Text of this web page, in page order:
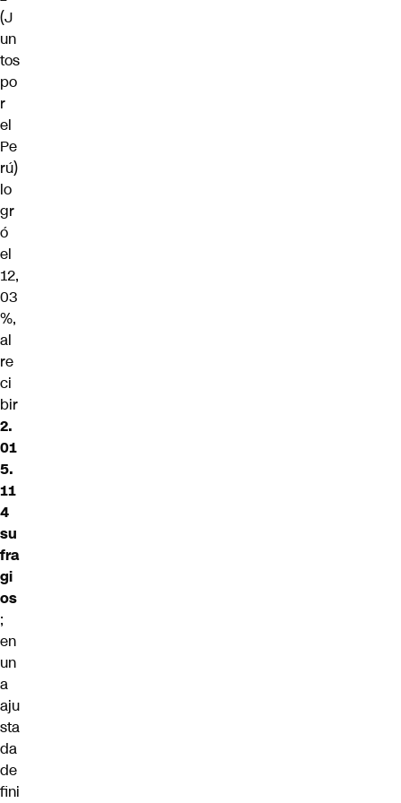
(J
un
tos
po
r
el
Pe
rú)
lo
gr
ó
el
12,
03
%,
al
re
ci
bir
2.
01
5.
11
4
su
fra
gi
os
;
en
un
a
aju
sta
da
de
fini